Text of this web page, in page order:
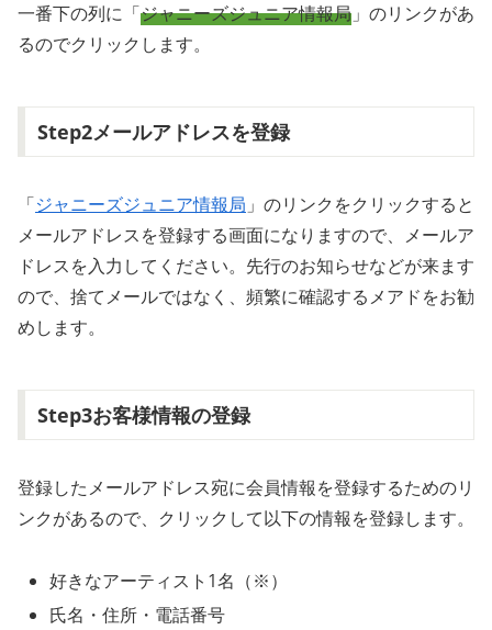
一番下の列に「ジャニーズジュニア情報局 」のリンクがあ
るのでクリックします。
Step2メールアドレスを登録
「ジャニーズジュニア情報局 」のリンクをクリックすると
メールアドレスを登録する画面になりますので、メールア
ドレスを入力してください。先行のお知らせなどが来ます
ので、捨てメールではなく、頻繁に確認するメアドをお勧
めします。
Step3お客様情報の登録
登録したメールアドレス宛に会員情報を登録するためのリ
ンクがあるので、クリックして以下の情報を登録します。
好きなアーティスト1名（※）
氏名・住所・電話番号